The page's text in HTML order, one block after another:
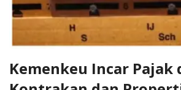
Kemenkeu Incar Pajak